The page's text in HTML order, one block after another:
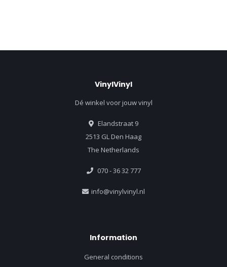
VinylVinyl
Dé winkel voor jouw vinyl
Elandstraat 9
2513 GL Den Haag
The Netherlands
070 - 36 32 777
info@vinylvinyl.nl
Information
General conditions